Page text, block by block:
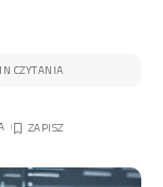
CZYTANIA